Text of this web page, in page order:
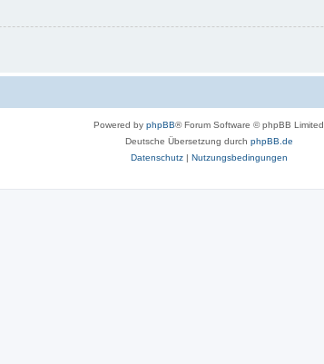
Powered by phpBB® Forum Software © phpBB Limited
Deutsche Übersetzung durch phpBB.de
Datenschutz| Nutzungsbedingungen